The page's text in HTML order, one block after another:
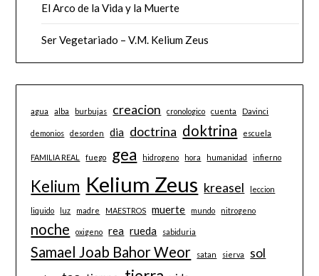
El Arco de la Vida y la Muerte
Ser Vegetariado – V.M. Kelium Zeus
agua alba burbujas creacion cronologico cuenta Davinci
demonios desorden dia doctrina doktrina escuela
FAMILIA REAL fuego gea hidrogeno hora humanidad infierno
Kelium Kelium Zeus kreasel leccion
liquido luz madre MAESTROS muerte mundo nitrogeno
noche oxigeno rea rueda sabiduria
Samael Joab Bahor Weor satan sierva sol